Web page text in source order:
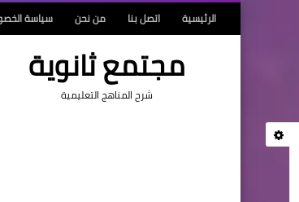
الرئيسية اتصل بنا من نحن سياسة
مجتمع ثانوية
شرح المناهج التعليمية